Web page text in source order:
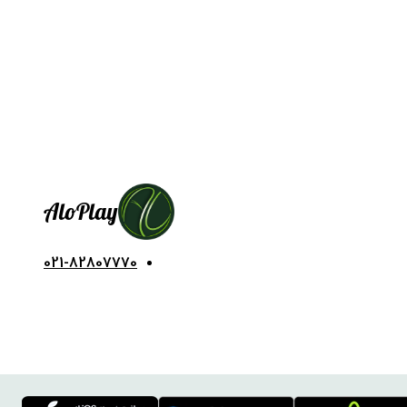
AloPlay
021-82807770